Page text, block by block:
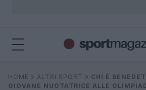
Cerca
HOME » ALTRI SPORT » CHI È
GIOVANE NUOTATRICE ALLE